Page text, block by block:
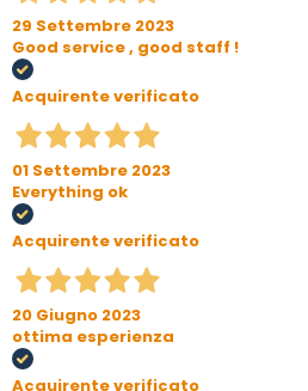
29 Settembre 2023
Good service , good staff !
Acquirente verificato
01 Settembre 2023
Everything ok
Acquirente verificato
20 Giugno 2023
ottima esperienza
Acquirente verificato